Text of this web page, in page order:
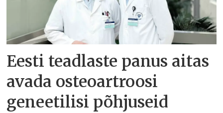
Eesti teadlaste panus aitas
avada osteoartroosi
geneetilisi põhjuseid